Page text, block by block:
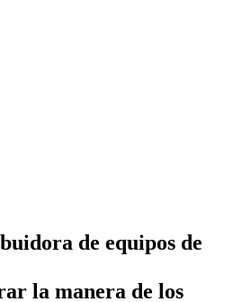
de equipos de
la manera de los